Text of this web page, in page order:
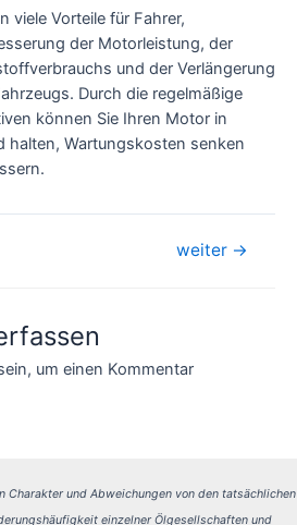
viele Vorteile für Fahrer,
der Motorleistung, der
und der Verlängerung
Durch die regelmäßige
können Sie Ihren Motor in
halten, Wartungskosten senken
weiter →
um einen Kommentar
Charakter und Abweichungen von den tatsächlichen
einzelner Ölgesellschaften und